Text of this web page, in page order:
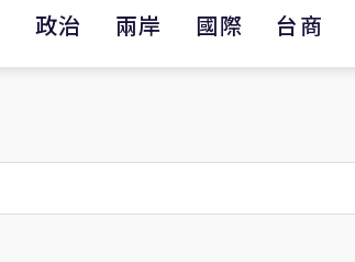
政治 兩岸 國際 台商